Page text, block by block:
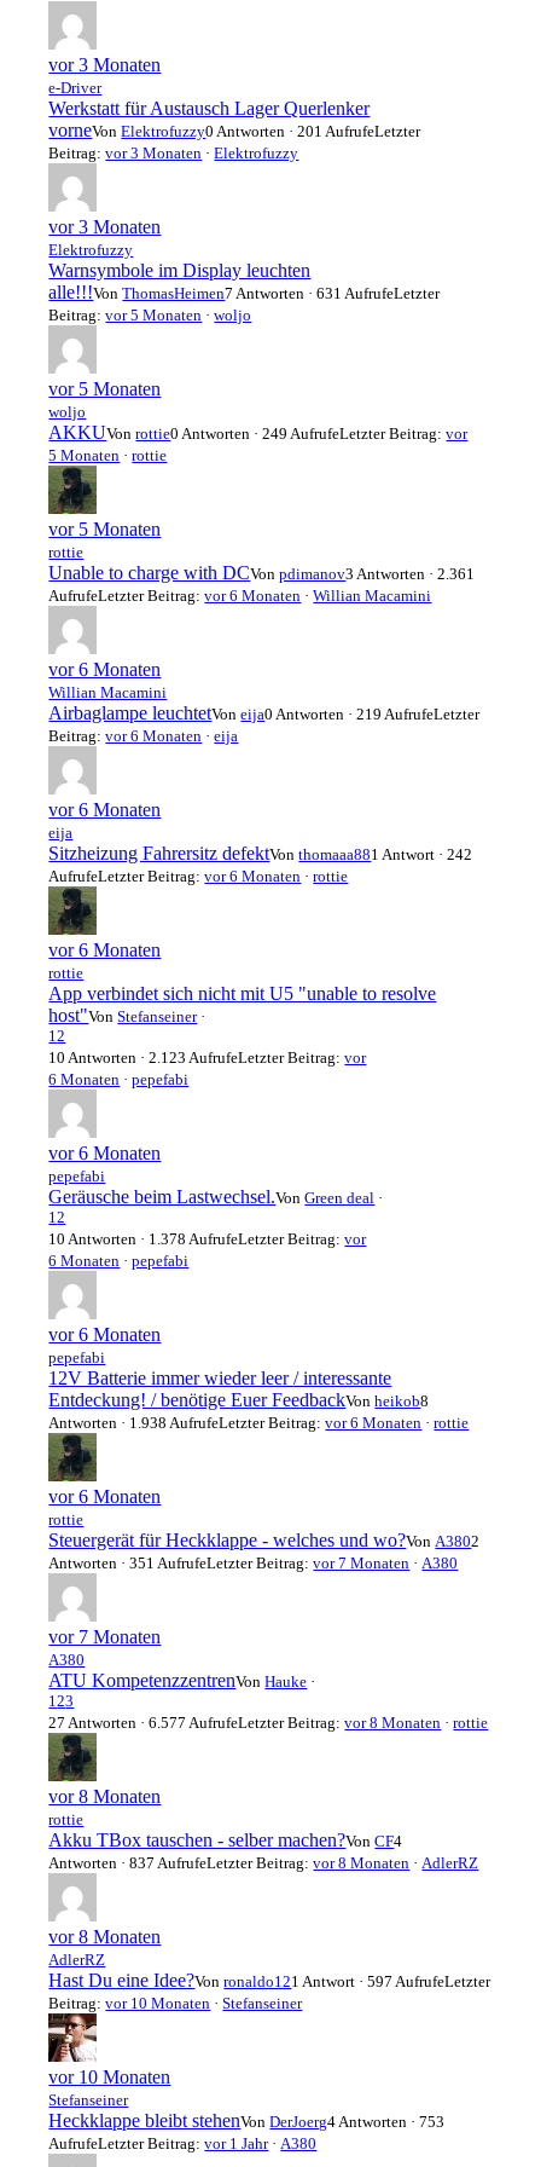
vor 3 Monaten
e-Driver
Werkstatt für Austausch Lager Querlenker
vorneVonElektrofuzzy0 Antworten · 201 AufrufeLetzter
Beitrag:vor 3 Monaten ·Elektrofuzzy
vor 3 Monaten
Elektrofuzzy
Warnsymbole im Display leuchten
alle!!!VonThomasHeimen7 Antworten · 631 AufrufeLetzter
Beitrag:vor 5 Monaten ·woljo
vor 5 Monaten
woljo
AKKUVonrottie0 Antworten · 249 AufrufeLetzter Beitrag:vor
5 Monaten ·rottie
vor 5 Monaten
rottie
Unable to charge with DCVonpdimanov3 Antworten · 2.361
AufrufeLetzter Beitrag:vor 6 Monaten ·Willian Macamini
vor 6 Monaten
Willian Macamini
Airbaglampe leuchtetVoneija0 Antworten · 219 AufrufeLetzter
Beitrag:vor 6 Monaten ·eija
vor 6 Monaten
eija
Sitzheizung Fahrersitz defektVonthomaaa881 Antwort · 242
AufrufeLetzter Beitrag:vor 6 Monaten ·rottie
vor 6 Monaten
rottie
App verbindet sich nicht mit U5 "unable to resolve
host"VonStefanseiner·
12
10 Antworten · 2.123 AufrufeLetzter Beitrag:vor
6 Monaten ·pepefabi
vor 6 Monaten
pepefabi
Geräusche beim Lastwechsel.VonGreen deal ·
12
10 Antworten · 1.378 AufrufeLetzter Beitrag:vor
6 Monaten ·pepefabi
vor 6 Monaten
pepefabi
12V Batterie immer wieder leer / interessante
Entdeckung! / benötige Euer FeedbackVonheikob8
Antworten · 1.938 AufrufeLetzter Beitrag:vor 6 Monaten ·rottie
vor 6 Monaten
rottie
Steuergerät für Heckklappe - welches und wo?Von A3802
Antworten · 351 AufrufeLetzter Beitrag:vor 7 Monaten · A380
vor 7 Monaten
A380
ATU KompetenzzentrenVonHauke ·
123
27 Antworten · 6.577 AufrufeLetzter Beitrag:vor 8 Monaten ·rottie
vor 8 Monaten
rottie
Akku TBox tauschen - selber machen?VonCF4
Antworten · 837 AufrufeLetzter Beitrag:vor 8 Monaten · AdlerRZ
vor 8 Monaten
AdlerRZ
Hast Du eine Idee?Vonronaldo121 Antwort · 597 AufrufeLetzter
Beitrag:vor 10 Monaten ·Stefanseiner
vor 10 Monaten
Stefanseiner
Heckklappe bleibt stehenVonDerJoerg4 Antworten · 753
AufrufeLetzter Beitrag:vor 1 Jahr· A380